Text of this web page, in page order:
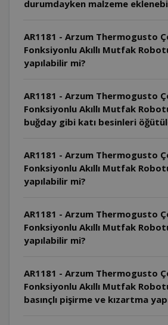
durumdayken malzeme
AR1181 - Arzum Thermogusto
Fonksiyonlu Akıllı Mutfak
yapılabilir mi?
AR1181 - Arzum Thermogusto
Fonksiyonlu Akıllı Mutfak Robotu
buğday gibi katı besinleri
AR1181 - Arzum Thermogusto
Fonksiyonlu Akıllı Mutfak
yapılabilir mi?
AR1181 - Arzum Thermogusto
Fonksiyonlu Akıllı Mutfak
yapılabilir mi?
AR1181 - Arzum Thermogusto
Fonksiyonlu Akıllı Mutfak
basınçlı pişirme ve kızartma